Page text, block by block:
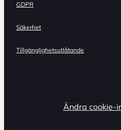
GDPR
Säkerhet
Tillgänglighetsutlåtande
Ändra cookie-